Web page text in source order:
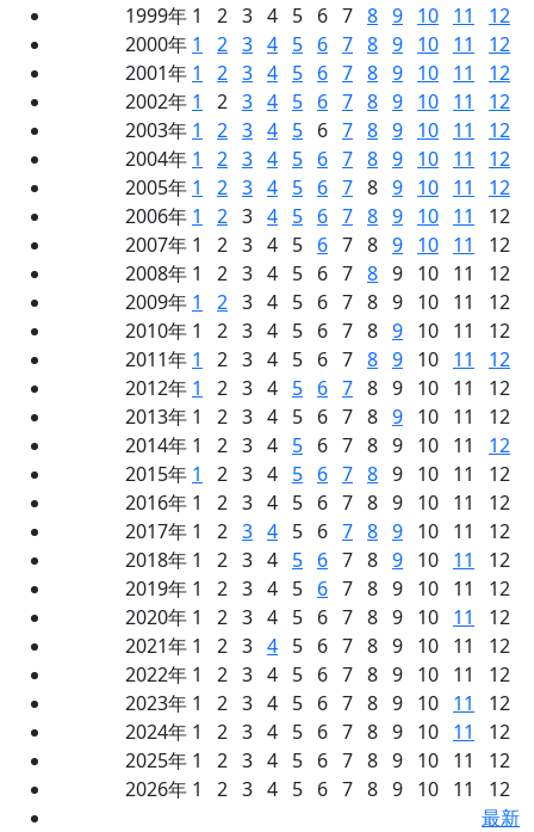
1999年 1 2 3 4 5 6 7 8 9 10 11
12
2000年 1 2 3 4 5 6 7 8 9 10 11
12
2001年 1 2 3 4 5 6 7 8 9 10 11
12
2002年 1 2 3 4 5 6 7 8 9 10 11
12
2003年 1 2 3 4 5 6 7 8 9 10 11
12
2004年 1 2 3 4 5 6 7 8 9 10 11
12
2005年 1 2 3 4 5 6 7 8 9 10 11
12
2006年 1 2 3 4 5 6 7 8 9 10 11
12
2007年 1 2 3 4 5 6 7 8 9 10 11
12
2008年 1 2 3 4 5 6 7 8 9 10 11 12
2009年 1 2 3 4 5 6 7 8 9 10 11 12
2010年 1 2 3 4 5 6 7 8 9 10 11 12
2011年 1 2 3 4 5 6 7 8 9 10 11
12
2012年 1 2 3 4 5 6 7 8 9 10 11 12
2013年 1 2 3 4 5 6 7 8 9 10 11 12
2014年 1 2 3 4 5 6 7 8 9 10 11 12
2015年 1 2 3 4 5 6 7 8 9 10 11 12
2016年 1 2 3 4 5 6 7 8 9 10 11 12
2017年 1 2 3 4 5 6 7 8 9 10 11 12
2018年 1 2 3 4 5 6 7 8 9 10 11
12
2019年 1 2 3 4 5 6 7 8 9 10 11 12
2020年 1 2 3 4 5 6 7 8 9 10 11
12
2021年 1 2 3 4 5 6 7 8 9 10 11 12
2022年 1 2 3 4 5 6 7 8 9 10 11 12
2023年 1 2 3 4 5 6 7 8 9 10 11
12
2024年 1 2 3 4 5 6 7 8 9 10 11
12
2025年 1 2 3 4 5 6 7 8 9 10 11 12
2026年 1 2 3 4 5 6 7 8 9 10 11 12
最新